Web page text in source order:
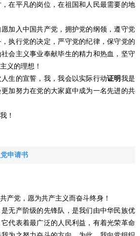
在平凡的岗位，在祖国和人民最需要的地
入中国共产党，拥护党的纲领，遵守党
执行党的决定，严守党的纪律，保守党的
会主义事业奉献毕生的精力和热血，坚守
义的理想！
的宣誓，我，我会以实际行动证明我是
加努力在党的大家庭中成为一名先进的共
！
申请书
党，愿为共产主义而奋斗终身！
产阶级的先锋队，是我们由中华民族优
代表着最广泛的人民利益，有着光荣革命